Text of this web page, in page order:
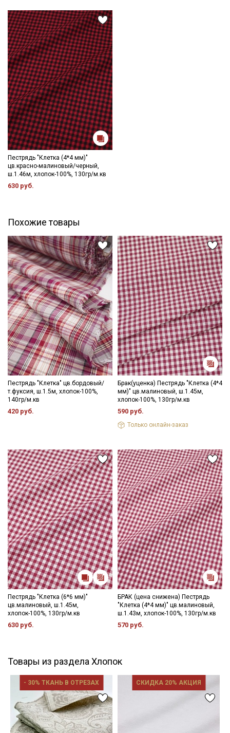
Пестрядь "Клетка (4*4 мм)"
цв.красно-малиновый/черный,
ш.1.46м, хлопок-100%, 130гр/м.кв
630 руб.
Похожие товары
Пестрядь "Клетка" цв.бордовый/
т.фуксия, ш.1.5м, хлопок-100%,
140гр/м.кв
420 руб.
Брак(уценка) Пестрядь "Клетка (4*4
мм)" цв.малиновый, ш.1.45м,
хлопок-100%, 130гр/м.кв
590 руб.
Только онлайн-заказ
Пестрядь "Клетка (6*6 мм)"
цв.малиновый, ш.1.45м,
хлопок-100%, 130гр/м.кв
630 руб.
БРАК (цена снижена) Пестрядь
"Клетка (4*4 мм)" цв.малиновый,
ш.1.43м, хлопок-100%, 130гр/м.кв
570 руб.
Товары из раздела Хлопок
- 30% ТКАНЬ В ОТРЕЗАХ СКИДКА 20% АКЦИЯ
ДаюСогласие на получение рекламных и
информационных рассылок